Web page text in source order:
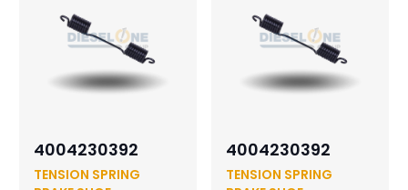
4004230392
TENSION SPRING
4004230392
TENSION SPRING